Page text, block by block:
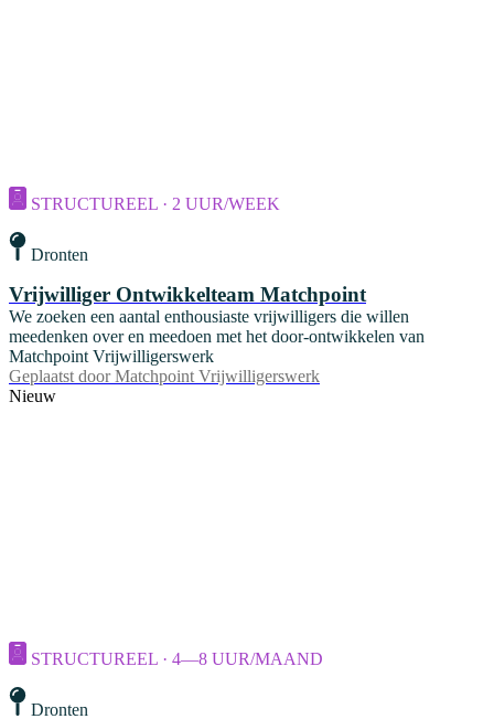
STRUCTUREEL · 2 UUR/WEEK
Dronten
Vrijwilliger Ontwikkelteam Matchpoint
We zoeken een aantal enthousiaste vrijwilligers die willen
meedenken over en meedoen met het door-ontwikkelen van
Matchpoint Vrijwilligerswerk
Geplaatst door Matchpoint Vrijwilligerswerk
Nieuw
STRUCTUREEL · 4—8 UUR/MAAND
Dronten